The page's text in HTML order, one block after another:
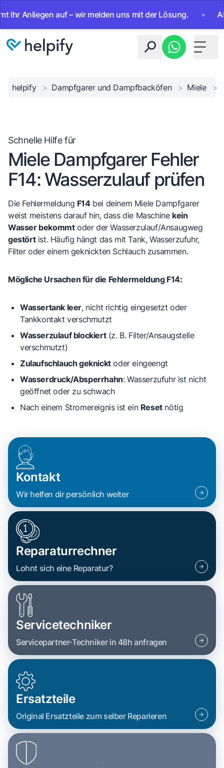
auf – wir melden uns mit der Lösung. • Ab
Toggle
helpify > Dampfgarer und Dampfbacköfen > Miele >
Schnelle Hilfe für
Miele Dampfgarer Fehler
F14: Wasserzulauf prüfen
Die Fehlermeldung F14bei deinem Miele Dampfgarer
weist meistens darauf hin, dass die Maschine kein
Wasser bekommtoder der Wasserzulauf/Ansaugweg
gestörtist. Häufig hängt das mit Tank, Wasserzufuhr,
Filter oder einem geknickten Schlauch zusammen.
Mögliche Ursachen für die Fehlermeldung F14:
Wassertank leer, nicht richtig eingesetzt oder
Tankkontakt verschmutzt
Wasserzulauf blockiert(z. B. Filter/Ansaugstelle
verschmutzt)
Zulaufschlauch geknicktoder eingeengt
Wasserdruck/Absperrhahn: Wasserzufuhr ist nicht
geöffnet oder zu schwach
Nach einem Stromereignis ist ein Resetnötig
Kontakt
Wir helfen dir persönlich weiter
Reparaturrechner
Lohnt sich eine Reparatur?
Servicetechniker
Servicepartner-Techniker in 48h anfragen
Ersatzteile
Original Ersatzteile zum selber Reparieren